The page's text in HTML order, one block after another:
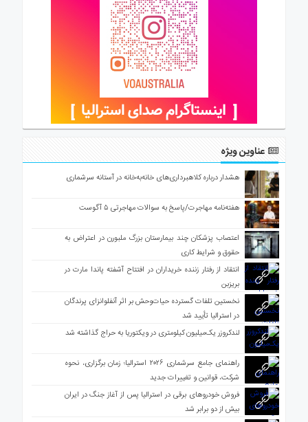
عناوین ویژه
هشدار درباره کلاهبرداری‌های خانه‌به‌خانه در آستانه سرشماری
هفته‌نامه مهاجرت/پاسخ به سوالات مهاجرتی ۵ آگوست
اعتصاب پزشکان چند بیمارستان بزرگ ملبورن در اعتراض به
حقوق و شرایط کاری
انتقاد از رفتار زننده خریداران در افتتاح آشفته پاندا مارت در
بریزبن
نخستین تلفات گسترده حیات‌وحش بر اثر آنفلوانزای پرندگان
در استرالیا تأیید شد
لندکروزر یک‌میلیون کیلومتری در ویکتوریا به حراج گذاشته شد
راهنمای جامع سرشماری ۲۰۲۶ استرالیا؛ زمان برگزاری، نحوه
شرکت، قوانین و تغییرات جدید
فروش خودروهای برقی در استرالیا پس از آغاز جنگ در ایران
بیش از دو برابر شد